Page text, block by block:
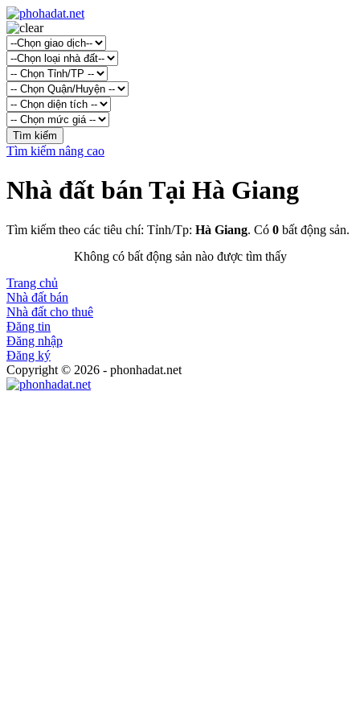
Tìm kiếm nâng cao
Nhà đất bán Tại Hà Giang
Tìm kiếm theo các tiêu chí: Tỉnh/Tp: Hà Giang. Có 0 bất động sản.
Không có bất động sản nào được tìm thấy
Trang chủ
Nhà đất bán
Nhà đất cho thuê
Đăng tin
Đăng nhập
Đăng ký
Copyright © 2026 - phonhadat.net